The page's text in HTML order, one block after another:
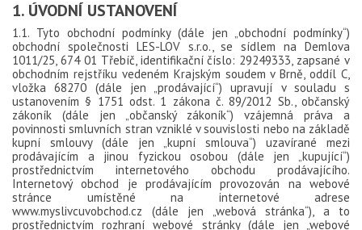
1. ÚVODNÍ USTANOVENÍ
1.1. Tyto obchodní podmínky (dále jen „obchodní podmínky“)
obchodní společnosti LES-LOV s.r.o., se sídlem na Demlova
1011/25, 674 01 Třebíč, identifikační číslo: 29249333, zapsané v
obchodním rejstříku vedeném Krajským soudem v Brně, oddíl C,
vložka 68270 (dále jen „prodávající“) upravují v souladu s
ustanovením § 1751 odst. 1 zákona č. 89/2012 Sb., občanský
zákoník (dále jen „občanský zákoník“) vzájemná práva a
povinnosti smluvních stran vzniklé v souvislosti nebo na základě
kupní smlouvy (dále jen „kupní smlouva“) uzavírané mezi
prodávajícím a jinou fyzickou osobou (dále jen „kupující“)
prostřednictvím internetového obchodu prodávajícího.
Internetový obchod je prodávajícím provozován na webové
stránce umístěné na internetové adrese
www.myslivcuvobchod.cz (dále jen „webová stránka“), a to
prostřednictvím rozhraní webové stránky (dále jen „webové